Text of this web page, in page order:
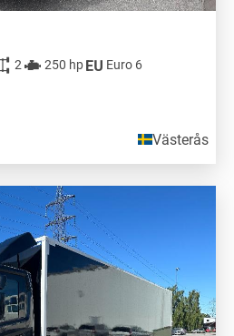
2 250 hp
Euro 6
Västerås